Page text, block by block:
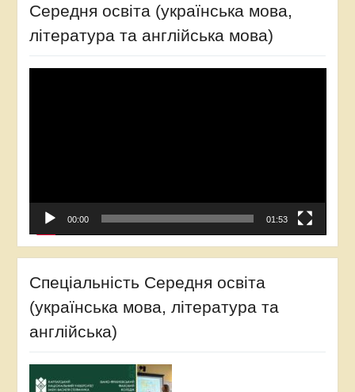
Середня освіта (українська мова,
література та англійська мова)
00:00 01:53
Спеціальність Середня освіта
(українська мова, література та
англійська)